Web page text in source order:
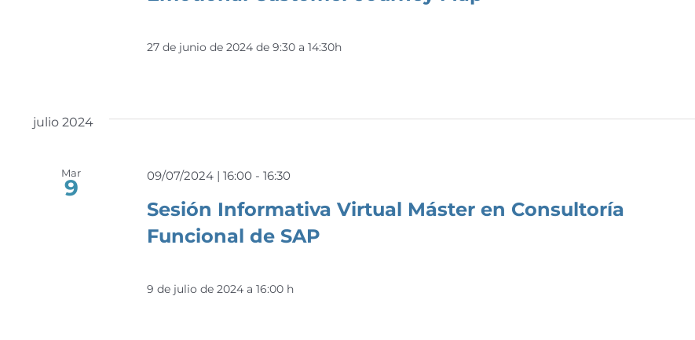
27 de junio de 2024 de 9:30 a 14:30h
julio 2024
Mar
9
Sesión Informativa Virtual Máster en Consultoría
Funcional de SAP
09/07/2024 | 16:00 -16:30
9 de julio de 2024 a 16:00 h